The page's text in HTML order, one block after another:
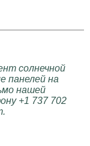
солнечной
панелей на
нашей
+1 737 702